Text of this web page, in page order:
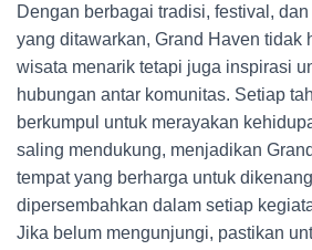
Dengan berbagai tradisi, festival,
yang ditawarkan, Grand Haven tidak
wisata menarik tetapi juga inspirasi
hubungan antar komunitas. Setiap
berkumpul untuk merayakan
saling mendukung, menjadikan
tempat yang berharga untuk
dipersembahkan dalam setiap
Jika belum mengunjungi, pastikan